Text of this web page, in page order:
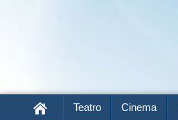
Teatro Cinema